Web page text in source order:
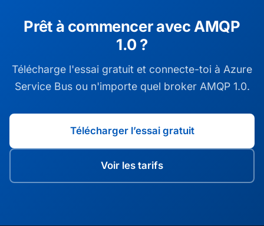
Prêt à commencer avec AMQP
1.0 ?
Télécharge l'essai gratuit et connecte-toi à Azure
Service Bus ou n'importe quel broker AMQP 1.0.
Télécharger l’essai gratuit
Voir les tarifs